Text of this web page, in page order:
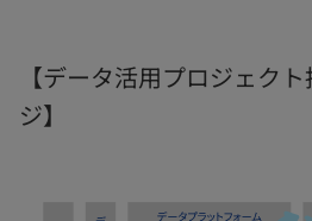
【データ活用プロジェク
ジ】